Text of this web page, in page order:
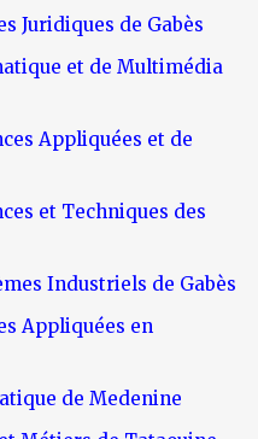
Juridiques de Gabès
et de Multimédia
Appliquées et de
et Techniques des
Industriels de Gabès
Appliquées en
de Medenine